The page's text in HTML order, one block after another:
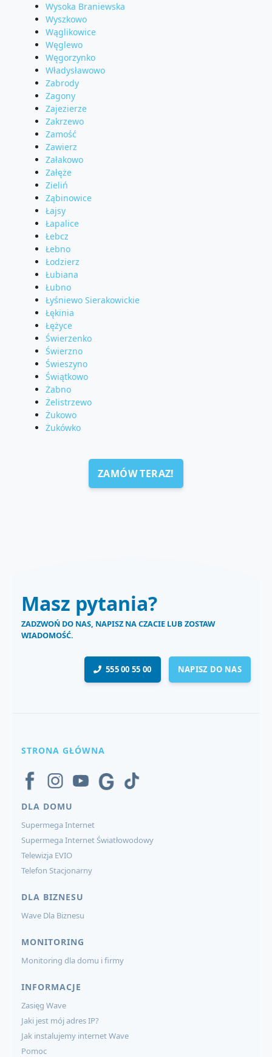
Wysoka Braniewska
Wyszkowo
Wąglikowice
Węglewo
Węgorzynko
Władysławowo
Zabrody
Zagony
Zajezierze
Zakrzewo
Zamość
Zawierz
Załakowo
Załęże
Zieliń
Ząbinowice
Łajsy
Łapalice
Łebcz
Łebno
Łodzierz
Łubiana
Łubno
Łyśniewo Sierakowickie
Łękinia
Łężyce
Świerzenko
Świerzno
Świeszyno
Świątkowo
Żabno
Żelistrzewo
Żukowo
Żukówko
ZAMÓW TERAZ!
Masz pytania?
ZADZWOŃ DO NAS, NAPISZ NA CZACIE LUB ZOSTAW
WIADOMOŚĆ.
555 00 55 00 NAPISZ DO NAS
STRONA GŁÓWNA
DLA DOMU
Supermega Internet
Supermega Internet Światłowodowy
Telewizja EVIO
Telefon Stacjonarny
DLA BIZNESU
Wave Dla Biznesu
MONITORING
Monitoring dla domu i firmy
INFORMACJE
Zasięg Wave
Jaki jest mój adres IP?
Jak instalujemy internet Wave
Pomoc